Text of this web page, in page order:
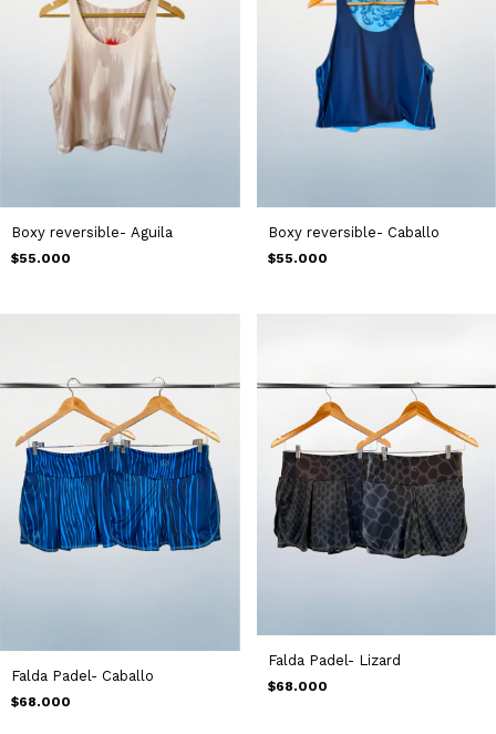
Boxy reversible- Aguila
$55.000
Boxy reversible- Caballo
$55.000
Falda Padel- Caballo
$68.000
Falda Padel- Lizard
$68.000